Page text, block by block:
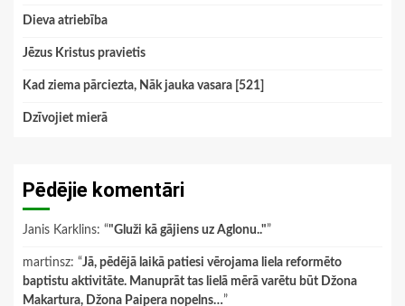
Dieva atriebība
Jēzus Kristus pravietis
Kad ziema pārciezta, Nāk jauka vasara [521]
Dzīvojiet mierā
Pēdējie komentāri
Janis Karklins: “"Gluži kā gājiens uz Aglonu.."”
martinsz: “Jā, pēdējā laikā patiesi vērojama liela reformēto
baptistu aktivitāte. Manuprāt tas lielā mērā varētu būt Džona
Makartura, Džona Paipera nopelns…”